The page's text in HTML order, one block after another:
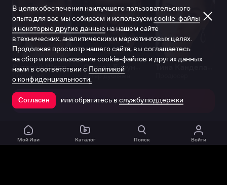
Виталий Шляппо
Продюсер Актёр дубляжа
Открыть в приложении
Мой Иви Каталог Поиск Войти
В целях обеспечения наилучшего пользовательского
опыта для вас мы собираем и используем cookie-файлы
и некоторые другие данные на нашем сайте
в технических, аналитических и маркетинговых целях.
Продолжая просмотр нашего сайта, вы соглашаетесь
на сбор и использование cookie-файлов и других данных
нами в соответствии с Политикой
о конфиденциальности.
Согласен или обратитесь в службу поддержки